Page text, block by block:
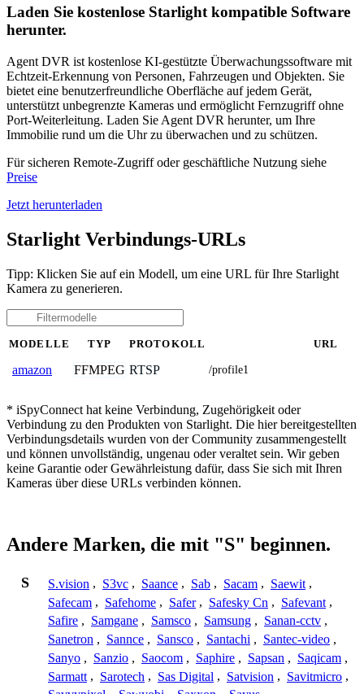
Laden Sie kostenlose Starlight kompatible Software
herunter.
Agent DVR ist kostenlose KI-gestützte Überwachungssoftware mit
Echtzeit-Erkennung von Personen, Fahrzeugen und Objekten. Sie
bietet eine benutzerfreundliche Oberfläche auf jedem Gerät,
unterstützt unbegrenzte Kameras und ermöglicht Fernzugriff ohne
Port-Weiterleitung. Laden Sie Agent DVR herunter, um Ihre
Immobilie rund um die Uhr zu überwachen und zu schützen.
Für sicheren Remote-Zugriff oder geschäftliche Nutzung siehe
Preise
Jetzt herunterladen
Starlight Verbindungs-URLs
Tipp: Klicken Sie auf ein Modell, um eine URL für Ihre Starlight
Kamera zu generieren.
MODELLE TYP PROTOKOLL URL
amazon FFMPEG RTSP /profile1
* iSpyConnect hat keine Verbindung, Zugehörigkeit oder
Verbindung zu den Produkten von Starlight. Die hier bereitgestellten
Verbindungsdetails wurden von der Community zusammengestellt
und können unvollständig, ungenau oder veraltet sein. Wir geben
keine Garantie oder Gewährleistung dafür, dass Sie sich mit Ihren
Kameras über diese URLs verbinden können.
Andere Marken, die mit "S" beginnen.
S S.vision , S3vc , Saance , Sab , Sacam , Saewit ,
Safecam , Safehome , Safer , Safesky Cn , Safevant ,
Safire , Samgane , Samsco , Samsung , Sanan-cctv ,
Sanetron , Sannce , Sansco , Santachi , Santec-video ,
Sanyo , Sanzio , Saocom , Saphire , Sapsan , Saqicam ,
Sarmatt , Sarotech , Sas Digital , Satvision , Savitmicro ,